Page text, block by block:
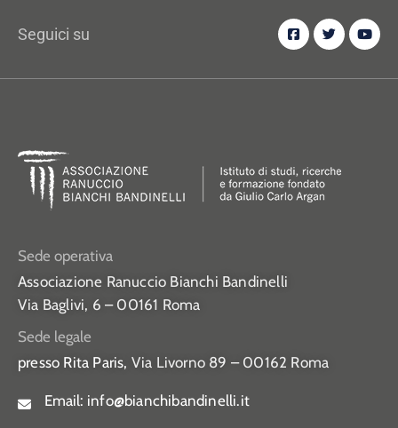
Seguici su
Sede operativa
Associazione Ranuccio Bianchi Bandinelli
Via Baglivi, 6 – 00161 Roma
Sede legale
presso Rita Paris, Via Livorno 89 – 00162 Roma
Email: info@bianchibandinelli.it